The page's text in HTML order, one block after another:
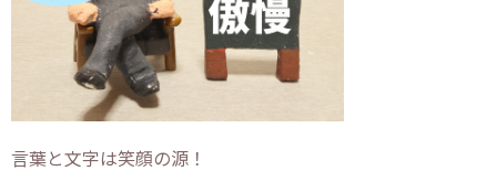
言葉と文字は笑顔の源！